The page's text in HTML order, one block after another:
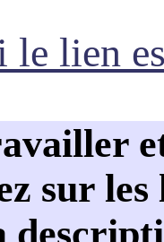
le lien
sur